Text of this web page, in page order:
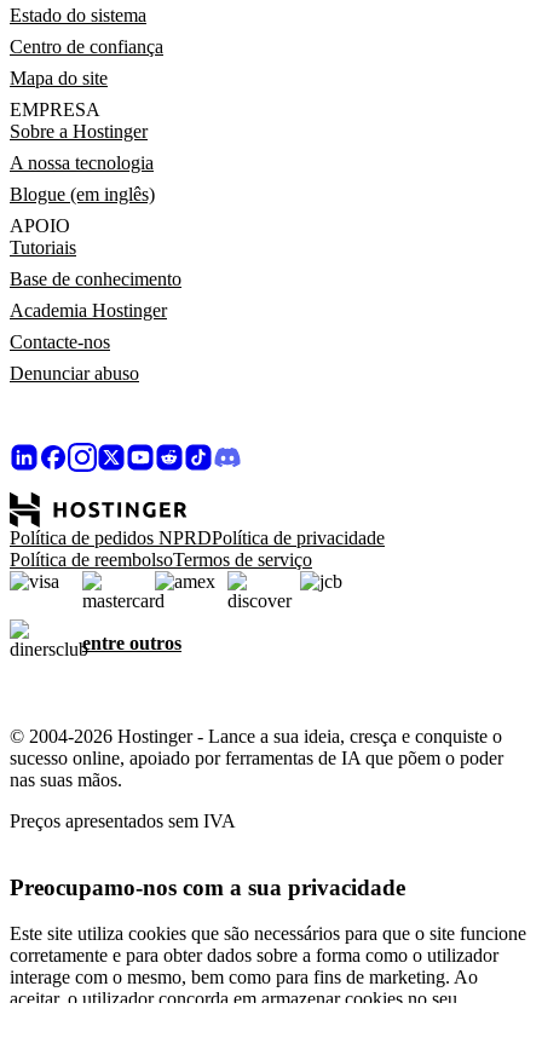
Estado do sistema
Centro de confiança
Mapa do site
EMPRESA
Sobre a Hostinger
A nossa tecnologia
Blogue (em inglês)
APOIO
Tutoriais
Base de conhecimento
Academia Hostinger
Contacte-nos
Denunciar abuso
Política de pedidos NPRDPolítica de privacidade
Política de reembolsoTermos de serviço
entre outros
© 2004-2026 Hostinger - Lance a sua ideia, cresça e conquiste o
sucesso online, apoiado por ferramentas de IA que põem o poder
nas suas mãos.
Preços apresentados sem IVA
Preocupamo-nos com a sua privacidade
Este site utiliza cookies que são necessários para que o site funcione
corretamente e para obter dados sobre a forma como o utilizador
interage com o mesmo, bem como para fins de marketing. Ao
aceitar, o utilizador concorda em armazenar cookies no seu